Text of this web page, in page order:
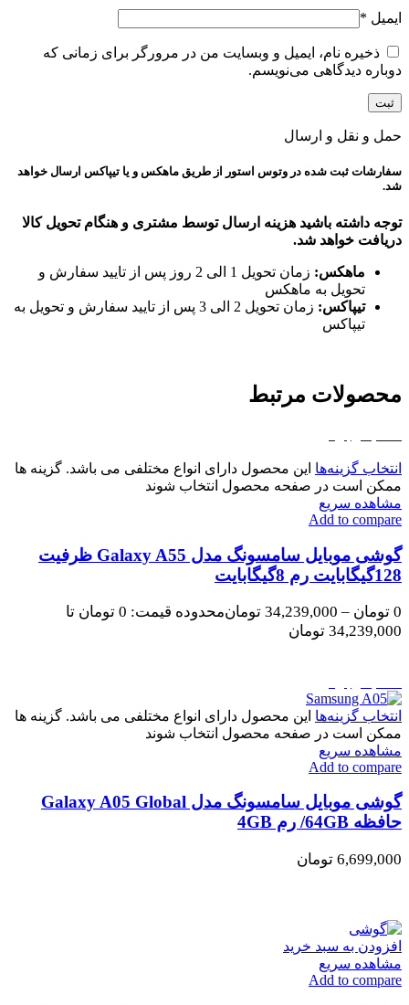
ایمیل *
ذخیره نام، ایمیل و وبسایت من در مرورگر برای زمانی که
دوباره دیدگاهی می‌نویسم.
حمل و نقل و ارسال
سفارشات ثبت شده در وتوس استور از طریق ماهکس و یا تیپاکس ارسال خواهد
شد.
توجه داشته باشید هزینه ارسال توسط مشتری و هنگام تحویل کالا
دریافت خواهد شد.
ماهکس:
زمان تحویل 1 الی 2 روز پس از تایید سفارش و
تحویل به ماهکس
تیپاکس:
زمان تحویل 2 الی 3 پس از تایید سفارش و تحویل به
تیپاکس
محصولات مرتبط
انتخاب گزینه‌ها این محصول دارای انواع مختلفی می باشد. گزینه ها
ممکن است در صفحه محصول انتخاب شوند
مشاهده سریع
Add to compare
گوشی موبایل سامسونگ مدل Galaxy A55 ظرفیت
128گیگابایت رم 8گیگابایت
0 تومان –
34,239,000 تومان
محدوده قیمت: 0 تومان تا
34,239,000 تومان
انتخاب گزینه‌ها این محصول دارای انواع مختلفی می باشد. گزینه ها
ممکن است در صفحه محصول انتخاب شوند
مشاهده سریع
Add to compare
گوشی موبایل سامسونگ مدل Galaxy A05 Global
حافظه 64GB/ رم 4GB
6,699,000 تومان
افزودن به سبد خرید
مشاهده سریع
Add to compare